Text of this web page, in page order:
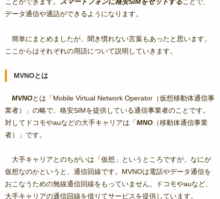
ことができます。 スマートフォンに格安SIMをセットすることで、
データ通信や通話ができるようになります。
簡単にまとめましたが、聞き慣れない言葉もあったと思います。
ここからはそれぞれの用語について説明していきます。
MVNOとは
MVNOとは「Mobile Virtual Network Operator（仮想移動体通信事
業者）」の略で、格安SIMを提供している通信事業者のことです。
対してドコモやauなどの大手キャリアは「MNO （移動体通信事業
者）」です。
大手キャリアとのちがいは「仮想」というところですが、なにが
仮想なのかというと、通信回線です。MVNOは電話やデータ通信を
おこなうための無線通信回線をもっていません。ドコモやauなど、
大手キャリアの通信回線を借りてサービスを提供しています。